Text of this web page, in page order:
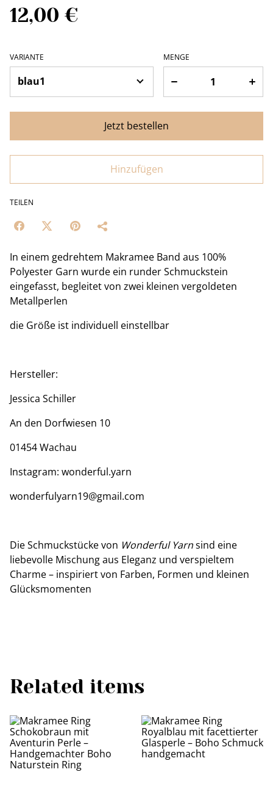
12,00 €
VARIANTE MENGE
Jetzt bestellen
Hinzufügen
TEILEN
In einem gedrehtem Makramee Band aus 100%
Polyester Garn wurde ein runder Schmuckstein
eingefasst, begleitet von zwei kleinen vergoldeten
Metallperlen
die Größe ist individuell einstellbar
Hersteller:
Jessica Schiller
An den Dorfwiesen 10
01454 Wachau
Instagram: wonderful.yarn
wonderfulyarn19@gmail.com
Die Schmuckstücke von Wonderful Yarnsind eine
liebevolle Mischung aus Eleganz und verspieltem
Charme – inspiriert von Farben, Formen und kleinen
Glücksmomenten
Related items